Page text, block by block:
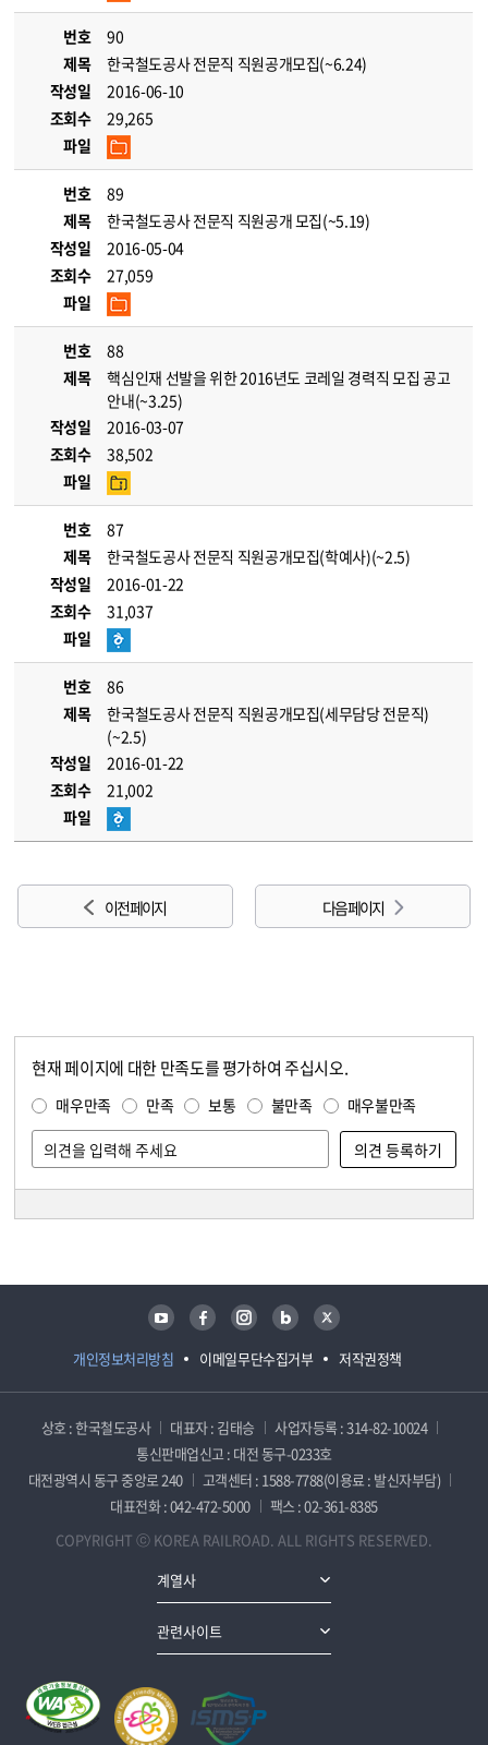
번호
90
제목
한국철도공사 전문직 직원공개모집(~6.24)
작성일
2016-06-10
조회수
29,265
파일
번호
89
제목
한국철도공사 전문직 직원공개 모집(~5.19)
작성일
2016-05-04
조회수
27,059
파일
번호
88
제목
핵심인재 선발을 위한 2016년도 코레일 경력직 모집 공고
안내(~3.25)
작성일
2016-03-07
조회수
38,502
파일
번호
87
제목
한국철도공사 전문직 직원공개모집(학예사)(~2.5)
작성일
2016-01-22
조회수
31,037
파일
번호
86
제목
한국철도공사 전문직 직원공개모집(세무담당 전문직)
(~2.5)
작성일
2016-01-22
조회수
21,002
파일
이전 페이지 다음 페이지
현재 페이지에 대한 만족도를 평가하여 주십시오.
매우만족 만족 보통 불만족 매우불만족
개인정보처리방침 이메일무단수집거부 저작권정책
유튜브 페이스북 인스타그램 블로그 트위터
상호 : 한국철도공사 대표자 : 김태승
사업자등록 : 314-82-10024
통신판매업신고 : 대전 동구-0233호
대전광역시 동구 중앙로 240
고객센터 : 1588-7788(이용료 : 발신자부담)
대표전화 : 042-472-5000
팩스 : 02-361-8385
COPYRIGHT ⓒ KOREA RAILROAD. ALL RIGHTS RESERVED.
계열사
관련사이트